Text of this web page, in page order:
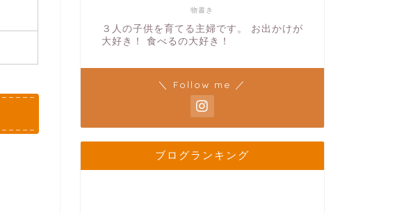
物書き
３人の子供を育てる主婦です。 お出かけが
大好き！ 食べるの大好き！
＼ Follow me ／
ブログランキング